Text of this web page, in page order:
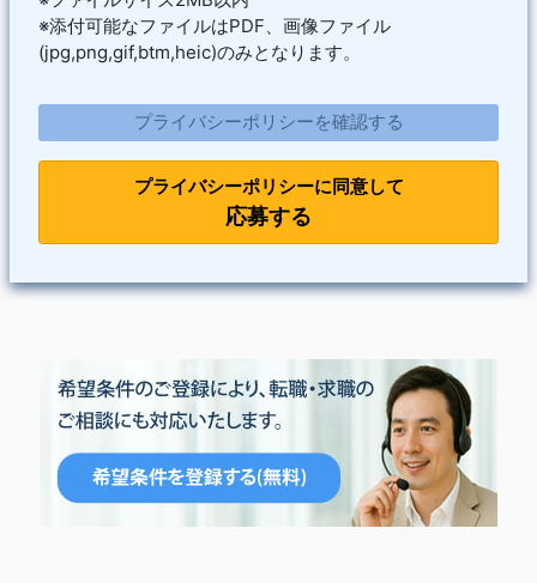
※添付可能なファイルはPDF、画像ファイル
(jpg,png,gif,btm,heic)のみとなります。
プライバシーポリシーを確認する
プライバシーポリシーに同意して
応募する